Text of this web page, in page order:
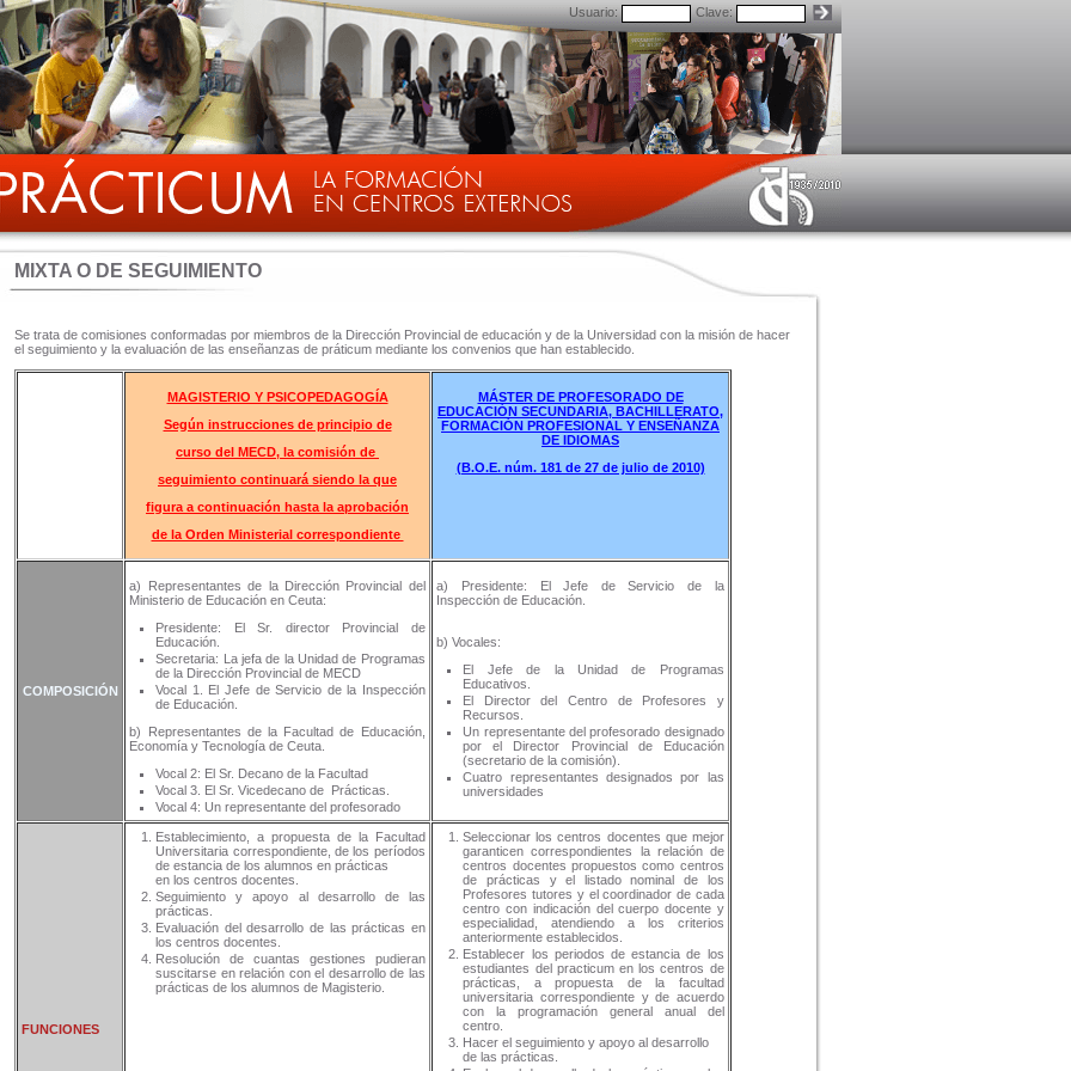
Usuario: Clave:
MIXTA O DE SEGUIMIENTO
Se trata de comisiones conformadas por miembros de la Dirección Provincial de educación y de la Universidad con la misión de hacer
el seguimiento y la evaluación de las enseñanzas de práticum mediante los convenios que han establecido.
MAGISTERIO Y PSICOPEDAGOGÍA
Según instrucciones de principio de
curso del MECD, la comisión de
seguimiento continuará siendo la que
figura a continuación hasta la aprobación
de la Orden Ministerial correspondiente
MÁSTER DE PROFESORADO DE
EDUCACIÓN SECUNDARIA, BACHILLERATO,
FORMACIÓN PROFESIONAL Y ENSEÑANZA
DE IDIOMAS
(B.O.E. núm. 181 de 27 de julio de 2010)
COMPOSICIÓN
a) Representantes de la Dirección Provincial del
Ministerio de Educación en Ceuta:
Presidente: El Sr. director Provincial de
Educación.
Secretaria: La jefa de la Unidad de Programas
de la Dirección Provincial de MECD
Vocal 1. El Jefe de Servicio de la Inspección
de Educación.
b) Representantes de la Facultad de Educación,
Economía y Tecnología de Ceuta.
Vocal 2: El Sr. Decano de la Facultad
Vocal 3. El Sr. Vicedecano de Prácticas.
Vocal 4: Un representante del profesorado
a) Presidente: El Jefe de Servicio de la
Inspección de Educación.
b) Vocales:
El Jefe de la Unidad de Programas
Educativos.
El Director del Centro de Profesores y
Recursos.
Un representante del profesorado designado
por el Director Provincial de Educación
(secretario de la comisión).
Cuatro representantes designados por las
universidades
FUNCIONES
Establecimiento, a propuesta de la Facultad
Universitaria correspondiente, de los períodos
de estancia de los alumnos en prácticas
en los centros docentes.
Seguimiento y apoyo al desarrollo de las
prácticas.
Evaluación del desarrollo de las prácticas en
los centros docentes.
Resolución de cuantas gestiones pudieran
suscitarse en relación con el desarrollo de las
prácticas de los alumnos de Magisterio.
Seleccionar los centros docentes que mejor
garanticen correspondientes la relación de
centros docentes propuestos como centros
de prácticas y el listado nominal de los
Profesores tutores y el coordinador de cada
centro con indicación del cuerpo docente y
especialidad, atendiendo a los criterios
anteriormente establecidos.
Establecer los periodos de estancia de los
estudiantes del practicum en los centros de
prácticas, a propuesta de la facultad
universitaria correspondiente y de acuerdo
con la programación general anual del
centro.
Hacer el seguimiento y apoyo al desarrollo
de las prácticas.